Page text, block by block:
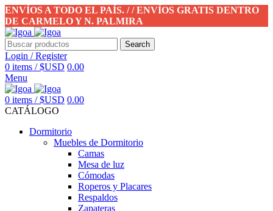
ENVÍOS A TODO EL PAÍS. / / ENVÍOS GRATIS DENTRO
DE CARMELO Y N. PALMIRA
Search
Login / Register
0 items / $USD 0.00
Menu
0 items / $USD 0.00
CATÁLOGO
Dormitorio
Muebles de Dormitorio
Camas
Mesa de luz
Cómodas
Roperos y Placares
Respaldos
Zapateras